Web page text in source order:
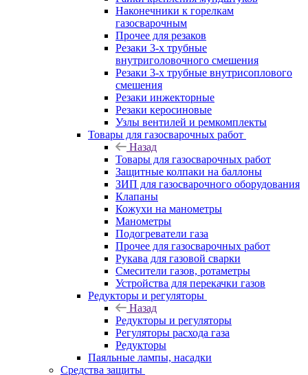
Наконечники к горелкам
газосварочным
Прочее для резаков
Резаки 3-х трубные
внутриголовочного смешения
Резаки 3-х трубные внутрисоплового
смешения
Резаки инжекторные
Резаки керосиновые
Узлы вентилей и ремкомплекты
Товары для газосварочных работ
Назад
Товары для газосварочных работ
Защитные колпаки на баллоны
ЗИП для газосварочного оборудования
Клапаны
Кожухи на манометры
Манометры
Подогреватели газа
Прочее для газосварочных работ
Рукава для газовой сварки
Смесители газов, ротаметры
Устройства для перекачки газов
Редукторы и регуляторы
Назад
Редукторы и регуляторы
Регуляторы расхода газа
Редукторы
Паяльные лампы, насадки
Средства защиты